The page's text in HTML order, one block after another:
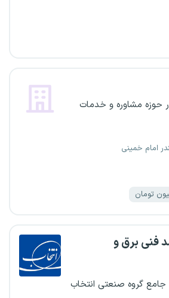
حوزه مشاوره و خدمات
امام خمینی
فنی برق و
گروه صنعتی انتخاب